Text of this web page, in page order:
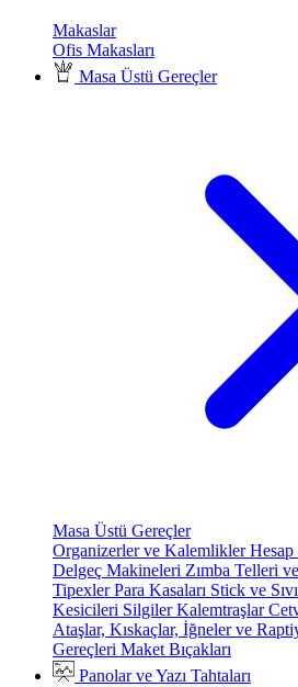
Makaslar
Ofis Makasları
Masa Üstü Gereçler
Masa Üstü Gereçler
Organizerler ve Kalemlikler
Delgeç Makineleri Zımba Telleri
TipexlerPara Kasaları Stick ve
Kesicileri SilgilerKalemtraşlar
Ataşlar, Kıskaçlar, İğneler ve
Gereçleri Maket Bıçakları
Panolar ve Yazı Tahtaları